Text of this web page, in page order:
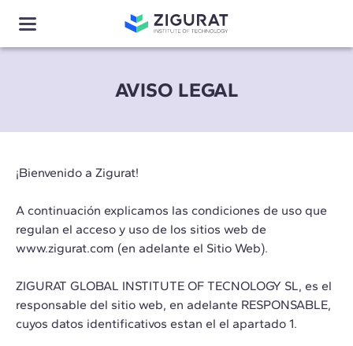
AVISO LEGAL
¡Bienvenido a Zigurat!
A continuación explicamos las condiciones de uso que
regulan el acceso y uso de los sitios web de
www.zigurat.com (en adelante el Sitio Web).
ZIGURAT GLOBAL INSTITUTE OF TECNOLOGY SL, es el
responsable del sitio web, en adelante RESPONSABLE,
cuyos datos identificativos estan el el apartado 1.